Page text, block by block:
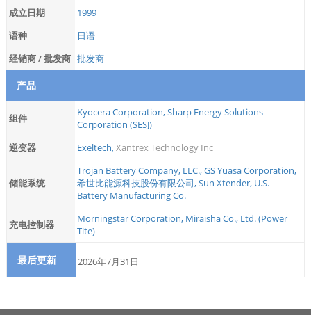
成立日期
1999
语种
日语
经销商 / 批发商 批发商
产品
组件 Kyocera Corporation,Sharp Energy Solutions
Corporation (SESJ)
逆变器
Exeltech,Xantrex Technology Inc
储能系统
Trojan Battery Company, LLC.,GS Yuasa Corporation,
希世比能源科技股份有限公司,Sun Xtender, U.S.
Battery Manufacturing Co.
充电控制器 Morningstar Corporation, Miraisha Co., Ltd. (Power
Tite)
最后更新 2026年7月31日